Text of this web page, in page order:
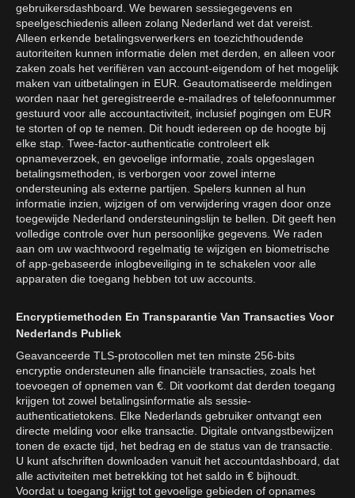
gebruikersdashboard. We bewaren sessiegegevens en
speelgeschiedenis alleen zolang Nederland wet dat vereist.
Alleen erkende betalingsverwerkers en toezichthoudende
autoriteiten kunnen informatie delen met derden, en alleen voor
zaken zoals het verifiëren van account-eigendom of het mogelijk
maken van uitbetalingen in EUR. Geautomatiseerde meldingen
worden naar het geregistreerde e-mailadres of telefoonnummer
gestuurd voor alle accountactiviteit, inclusief pogingen om EUR
te storten of op te nemen. Dit houdt iedereen op de hoogte bij
elke stap. Twee-factor-authenticatie controleert elk
opnameverzoek, en gevoelige informatie, zoals opgeslagen
betalingsmethoden, is verborgen voor zowel interne
ondersteuning als externe partijen. Spelers kunnen al hun
informatie inzien, wijzigen of om verwijdering vragen door onze
toegewijde Nederland ondersteuningslijn te bellen. Dit geeft hen
volledige controle over hun persoonlijke gegevens. We raden
aan om uw wachtwoord regelmatig te wijzigen en biometrische
of app-gebaseerde inlogbeveiliging in te schakelen voor alle
apparaten die toegang hebben tot uw accounts.
Encryptiemethoden En Transparantie Van Transacties Voor
Nederlands Publiek
Geavanceerde TLS-protocollen met ten minste 256-bits
encryptie ondersteunen alle financiële transacties, zoals het
toevoegen of opnemen van €. Dit voorkomt dat derden toegang
krijgen tot zowel betalingsinformatie als sessie-
authenticatietokens. Elke Nederlands gebruiker ontvangt een
directe melding voor elke transactie. Digitale ontvangstbewijzen
tonen de exacte tijd, het bedrag en de status van de transactie.
U kunt afschriften downloaden vanuit het accountdashboard, dat
alle activiteiten met betrekking tot het saldo in € bijhoudt.
Voordat u toegang krijgt tot gevoelige gebieden of opnames